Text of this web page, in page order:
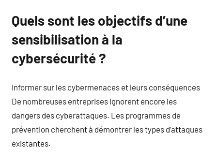
Quels sont les objectifs d’une
sensibilisation à la
cybersécurité ?
Informer sur les cybermenaces et leurs conséquences
De nombreuses entreprises ignorent encore les
dangers des cyberattaques. Les programmes de
prévention cherchent à démontrer les types d’attaques
existantes.